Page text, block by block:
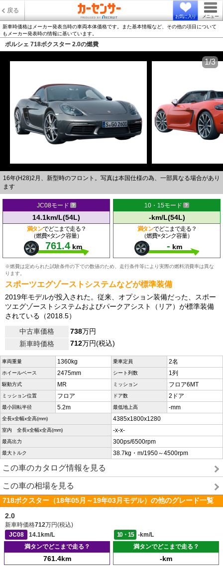
戻る
お気に入り メニュー
新車時価格はメーカー発表当時の車両本体価格です。また基本情報など、その他の項目について
もメーカー発表時の情報に基いています。
ポルシェ 718ボクスター 2.0の燃費
16年(H28)2月、新型時のフロント。写真は本国仕様の為、一部異なる場合があり
ます
1/3
JC08モード
14.1km/L(54L)
満タンでどこまで走る？
（燃費×タンク容量）
761.4 km
10・15モード
-km/L(54L)
満タンでどこまで走る？
（燃費×タンク容量）
- km
※燃費は定められた試験条件の下での数値のため、走行条件等により実際の燃料消費率は異な
ります。
スポーツエグゾーストシステムなどが標準装備
2019年モデルが投入された。従来、オプション装備だった、スポー
ツエグゾーストシステムおよびパークアシスト（リア）が標準装備
されている（2018.5）
中古車価格
738万円
新車時価格
712万円(税込)
車両重量 1360kg 乗車定員 2名
ホイールベース 2475mm シート列数 1列
駆動方式 MR ミッション フロア6MT
ミッション位置 フロア ドア数 2ドア
最小回転半径 5.2m 最低地上高 -mm
全長x全幅x全高(mm) 4385x1800x1280
室内 全長x全幅x全高(mm) -x-x-
最高出力 300ps/6500rpm
最大トルク 38.7kg・m/1950～4500rpm
この車のカタログ情報を見る
この車の相場を見る
718ボクスター（18年05月～19年03月モデル）の他のグレード一覧
2.0
新車時価格712万円(税込)
JC08
14.1km/L 10・15
-km/L
満タンでどこまで走る？
761.4km
満タンでどこまで走る？
-km